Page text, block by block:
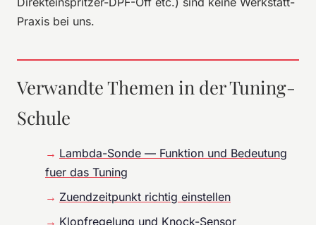
Praxis bei uns.
Verwandte Themen in der Tuning-
Schule
Lambda-Sonde — Funktion und Bedeutung
fuer das Tuning
Zuendzeitpunkt richtig einstellen
Klopfregelung und Knock-Sensor